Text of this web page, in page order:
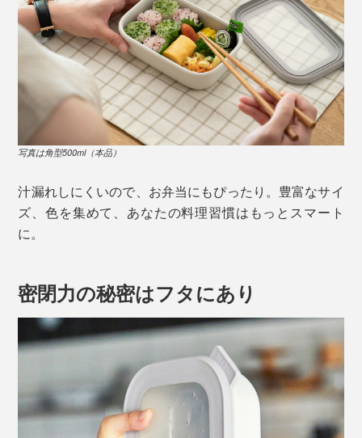
写真は角型500ml（本品）
汁漏れしにくいので、お弁当にもぴったり。豊富なサイ
ズ、色を集めて、あなたの料理習慣はもっとスマート
に。
密閉力の秘密はフタにあり